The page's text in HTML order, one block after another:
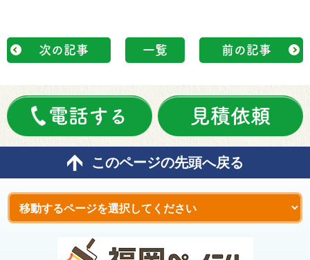
次の記事 一覧 前の記事
電話する 見積依頼
このページの先頭へ戻る